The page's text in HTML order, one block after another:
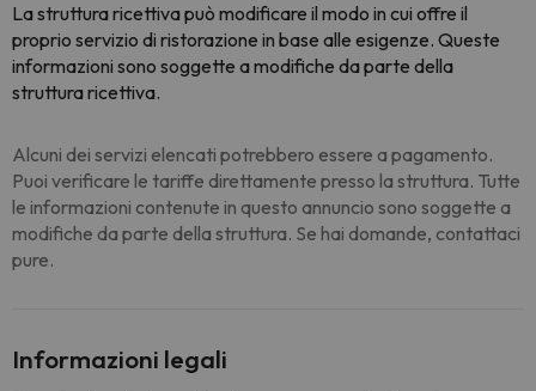
La struttura ricettiva può modificare il modo in cui offre il
proprio servizio di ristorazione in base alle esigenze. Queste
informazioni sono soggette a modifiche da parte della
struttura ricettiva.
Alcuni dei servizi elencati potrebbero essere a pagamento.
Puoi verificare le tariffe direttamente presso la struttura. Tutte
le informazioni contenute in questo annuncio sono soggette a
modifiche da parte della struttura. Se hai domande, contattaci
pure.
Informazioni legali